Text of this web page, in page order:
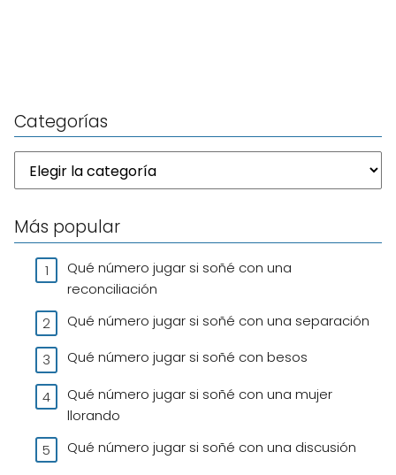
Categorías
Más popular
Qué número jugar si soñé con una
reconciliación
Qué número jugar si soñé con una separación
Qué número jugar si soñé con besos
Qué número jugar si soñé con una mujer
llorando
Qué número jugar si soñé con una discusión